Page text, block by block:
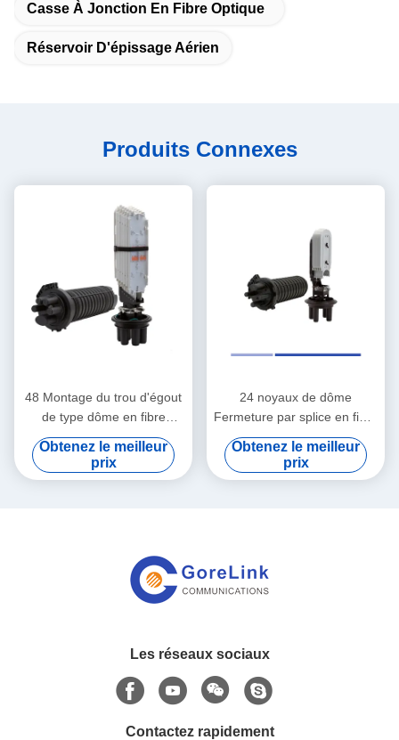
Casse À Jonction En Fibre Optique
Réservoir D'épissage Aérien
Produits Connexes
48 Montage du trou d'égout
de type dôme en fibre
optique Fermeture par splice
en fibre optique IP65
Obtenez le meilleur
prix
24 noyaux de dôme
Fermeture par splice en fibre
optique Fermeture en fibre
dôme résistant aux UV
Obtenez le meilleur
prix
Les réseaux sociaux
Contactez rapidement